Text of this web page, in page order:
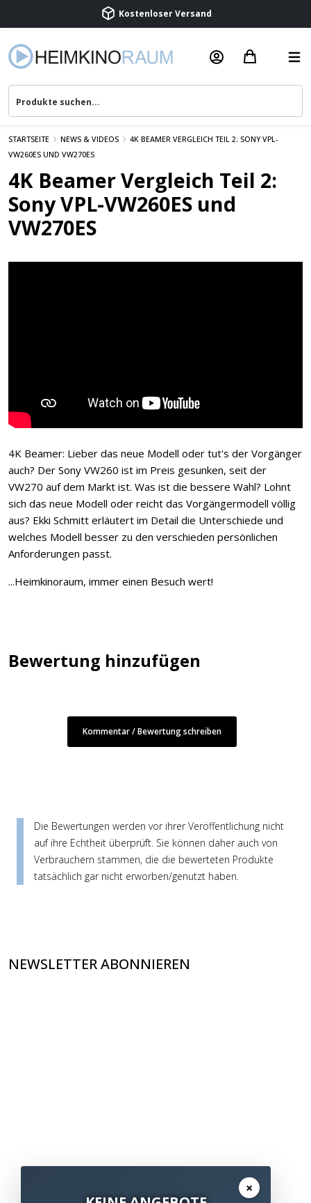
Kostenloser Versand
Beratung & Service
STARTSEITE NEWS & VIDEOS
4K BEAMER VERGLEICH TEIL 2: SONY VPL-
VW260ES UND VW270ES
4K Beamer Vergleich Teil 2:
Sony VPL-VW260ES und
VW270ES
4K Beamer: Lieber das neue Modell oder tut's der Vorgänger
auch? Der Sony VW260 ist im Preis gesunken, seit der
VW270 auf dem Markt ist. Was ist die bessere Wahl? Lohnt
sich das neue Modell oder reicht das Vorgängermodell völlig
aus? Ekki Schmitt erläutert im Detail die Unterschiede und
welches Modell besser zu den verschieden persönlichen
Anforderungen passt.
...Heimkinoraum, immer einen Besuch wert!
Bewertung hinzufügen
Kommentar / Bewertung schreiben
Die Bewertungen werden vor ihrer Veröffentlichung nicht
auf ihre Echtheit überprüft. Sie können daher auch von
Verbrauchern stammen, die die bewerteten Produkte
tatsächlich gar nicht erworben/genutzt haben.
NEWSLETTER ABONNIEREN
×